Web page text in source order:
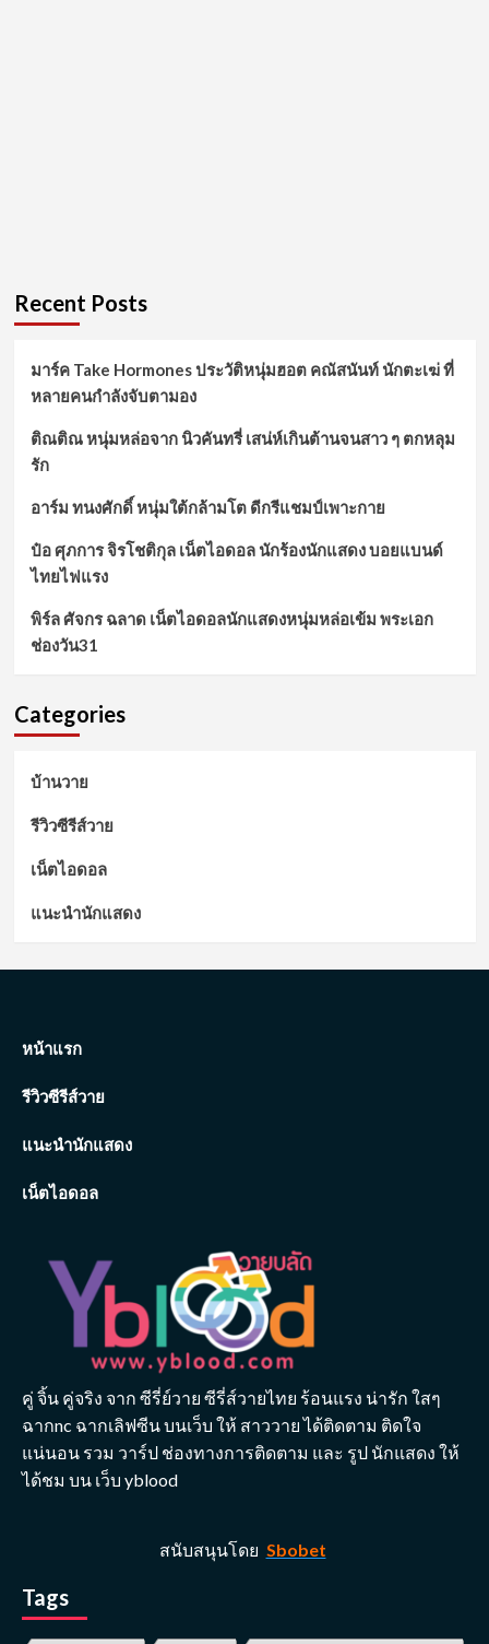
Recent Posts
มาร์ค Take Hormones ประวัติหนุ่มฮอต คณัสนันท์ นักตะเฆ่ ที่
หลายคนกำลังจับตามอง
ติณติณ หนุ่มหล่อจาก นิวคันทรี่ เสน่ห์เกินต้านจนสาว ๆ ตกหลุม
รัก
อาร์ม ทนงศักดิ์ หนุ่มใต้กล้ามโต ดีกรีแชมป์เพาะกาย
ป๋อ ศุภการ จิรโชติกุล เน็ตไอดอล นักร้องนักแสดง บอยแบนด์
ไทยไฟแรง
พิร์ล ศัจกร ฉลาด เน็ตไอดอลนักแสดงหนุ่มหล่อเข้ม พระเอก
ช่องวัน31
Categories
บ้านวาย
รีวิวซีรีส์วาย
เน็ตไอดอล
แนะนำนักแสดง
หน้าแรก
รีวิวซีรีส์วาย
แนะนำนักแสดง
เน็ตไอดอล
คู่ จิ้น คู่จริง จาก ซีรี่ย์วาย ซีรี่ส์วายไทย ร้อนแรง น่ารัก ใสๆ
ฉากnc ฉากเลิฟซีน บนเว็บ ให้ สาววาย ได้ติดตาม ติดใจ
แน่นอน รวม วาร์ป ช่องทางการติดตาม และ รูป นักแสดง ให้
ได้ชม บน เว็บ yblood
สนับสนุนโดย Sbobet
Tags